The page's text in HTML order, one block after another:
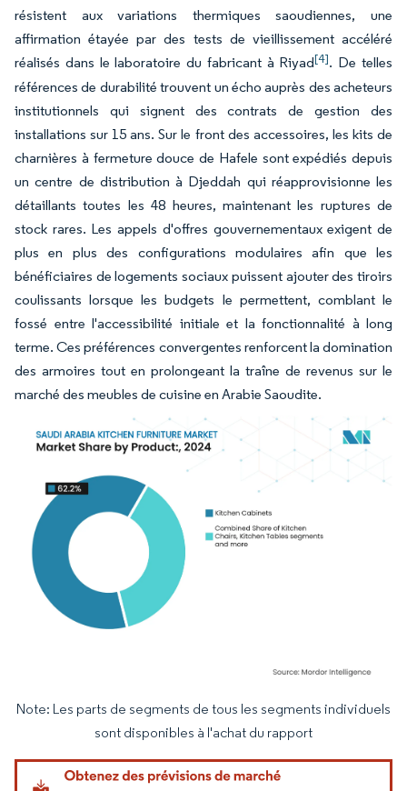
résistent aux variations thermiques saoudiennes, une
affirmation étayée par des tests de vieillissement accéléré
réalisés dans le laboratoire du fabricant à Riyad[4]. De telles
références de durabilité trouvent un écho auprès des acheteurs
institutionnels qui signent des contrats de gestion des
installations sur 15 ans. Sur le front des accessoires, les kits de
charnières à fermeture douce de Hafele sont expédiés depuis
un centre de distribution à Djeddah qui réapprovisionne les
détaillants toutes les 48 heures, maintenant les ruptures de
stock rares. Les appels d'offres gouvernementaux exigent de
plus en plus des configurations modulaires afin que les
bénéficiaires de logements sociaux puissent ajouter des tiroirs
coulissants lorsque les budgets le permettent, comblant le
fossé entre l'accessibilité initiale et la fonctionnalité à long
terme. Ces préférences convergentes renforcent la domination
des armoires tout en prolongeant la traîne de revenus sur le
marché des meubles de cuisine en Arabie Saoudite.
Image © Mordor Intelligence. La réutilisation nécessite une attribution sous CC BY
Note: Les parts de segments de tous les segments individuels
sont disponibles à l'achat du rapport